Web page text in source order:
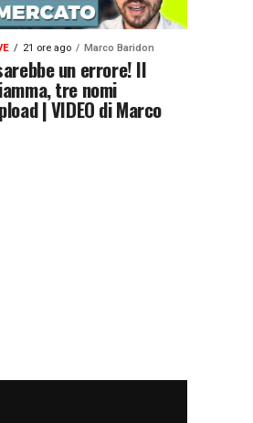
21 ore ago Marco Baridon
un errore! Il
tre nomi
| VIDEO di Marco